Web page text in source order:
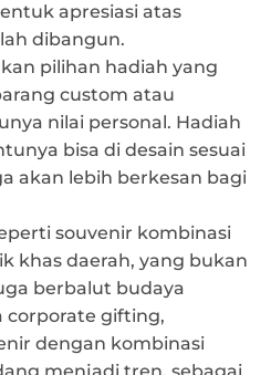
apresiasi atas
dibangun.
pilihan hadiah yang
custom atau
nilai personal. Hadiah
bisa di desain sesuai
akan lebih berkesan bagi
souvenir kombinasi
khas daerah, yang bukan
berbalut budaya
corporate gifting,
dengan kombinasi